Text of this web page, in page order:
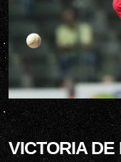
VICTORIA